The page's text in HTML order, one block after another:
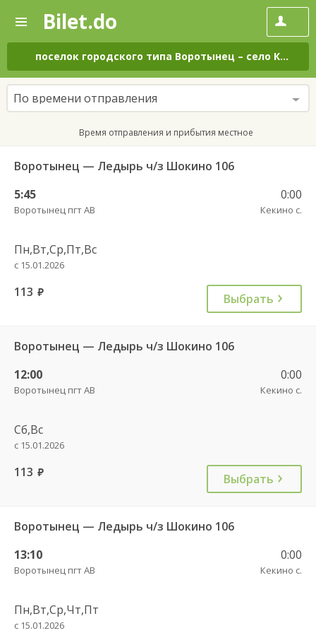
—
Поиск
и
покупка
билетов
на
автобус
онлайн
Bilet.do
поселок городского типа Воротынец – село Кекино
По времени отправления
Время отправления и прибытия местное
Воротынец — Ледырь ч/з Шокино 106
5:45
Воротынец пгт АВ
0:00
Кекино с.
Пн,Вт,Ср,Пт,Вс
с 15.01.2026
113 руб. Выбрать
Воротынец — Ледырь ч/з Шокино 106
12:00
Воротынец пгт АВ
0:00
Кекино с.
Сб,Вс
с 15.01.2026
113 руб. Выбрать
Воротынец — Ледырь ч/з Шокино 106
13:10
Воротынец пгт АВ
0:00
Кекино с.
Пн,Вт,Ср,Чт,Пт
с 15.01.2026